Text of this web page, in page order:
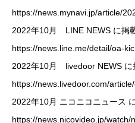
https://news.mynavi.jp/article/
2022年10月 LINE NEWS に掲
https://news.line.me/detail/oa-
2022年10月 livedoor NEWS
https://news.livedoor.com/
2022年10月 ニコニコニュース
https://news.nicovideo.jp/watch/